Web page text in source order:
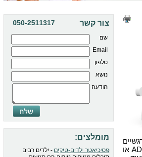
, איבחון הפרעות קשב וריכוז (ADD או
050-2511317 צור קשר
שם
Email
טלפון
נושא
הודעה
מומלצים:
פסיכיאטר ילדים-טיקים - ילדים רבים